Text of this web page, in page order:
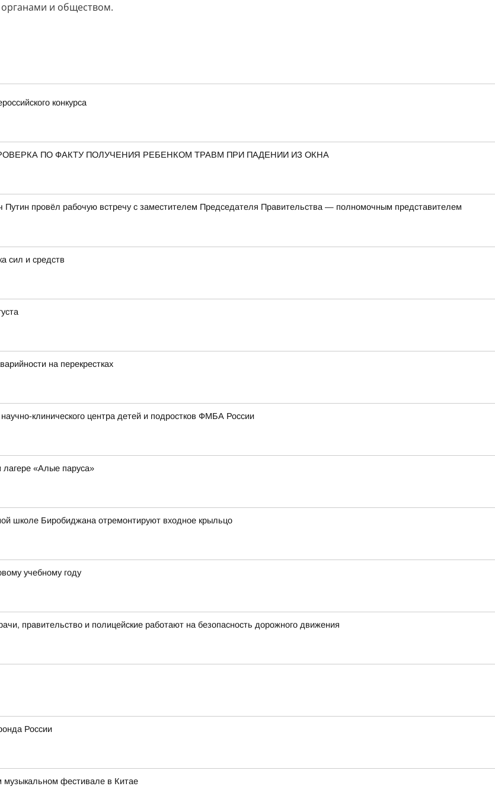
и обществом.
конкурса
ПО ФАКТУ ПОЛУЧЕНИЯ РЕБЕНКОМ ТРАВМ ПРИ ПАДЕНИИ ИЗ ОКНА
провёл рабочую встречу с заместителем Председателя Правительства — полномочным представителем
сил и средств
на перекрестках
клинического центра детей и подростков ФМБА России
лагере «Алые паруса»
школе Биробиджана отремонтируют входное крыльцо
учебному году
правительство и полицейские работают на безопасность дорожного движения
России
фестивале в Китае